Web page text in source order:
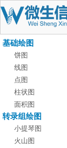
基础绘图
饼图
线图
点图
柱状图
面积图
转录组绘图
小提琴图
火山图